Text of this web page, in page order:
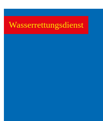
Wasserrettungsdienst